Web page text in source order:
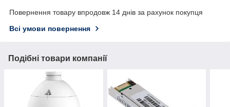
Повернення товару впродовж 14 днів за рахунок покупця
Всі умови повернення
Подібні товари компанії